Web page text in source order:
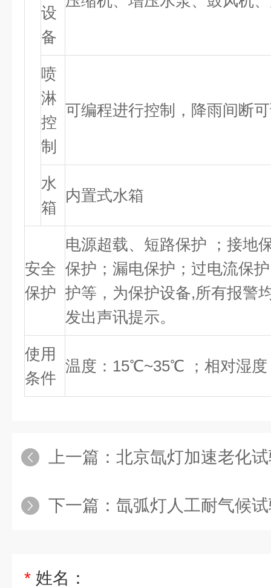
设
备
喷
淋
控
制
可编程进行控制，降雨间断
水
箱
内置式水箱
安全
保护
电源超载、短路保护 ；接地
保护；漏电保护；过电流保
护等，为保护设备,所有报警
发出声讯提示。
使用
条件
温度：15℃~35℃ ；相对湿度
上一篇： 北京氙灯加速老化
下一篇： 氙弧灯人工耐气候
* 姓名：